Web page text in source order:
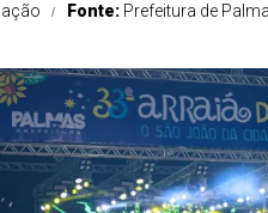
Fonte: Prefeitura de